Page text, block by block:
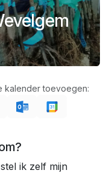
kalender toevoegen:
ik zelf mijn